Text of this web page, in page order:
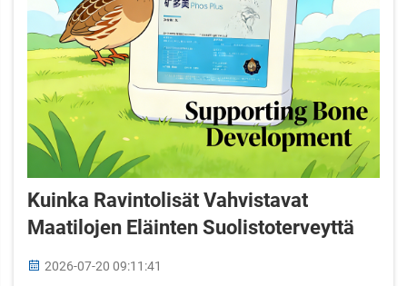
Kuinka Ravintolisät Vahvistavat
Maatilojen Eläinten Suolistoterveyttä
2026-07-20 09:11:41